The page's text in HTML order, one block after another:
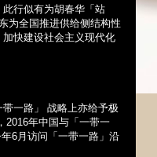
行似有为胡春华「站
为全国推进供给侧结构性
快建设社会主义现代化
一路」
战略上亦给予极
2016年中国与「一带一
6 月访问「一带一路」沿